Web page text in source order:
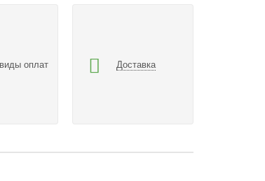
оплат Доставка